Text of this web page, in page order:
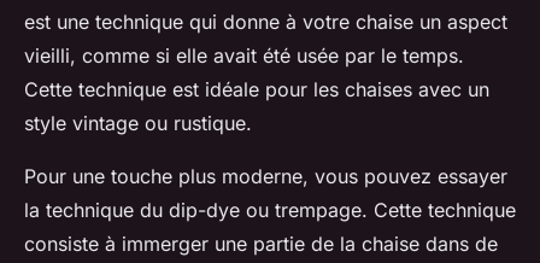
est une technique qui donne à votre chaise un aspect
vieilli, comme si elle avait été usée par le temps.
Cette technique est idéale pour les chaises avec un
style vintage ou rustique.
Pour une touche plus moderne, vous pouvez essayer
la technique du dip-dye ou trempage. Cette technique
consiste à immerger une partie de la chaise dans de